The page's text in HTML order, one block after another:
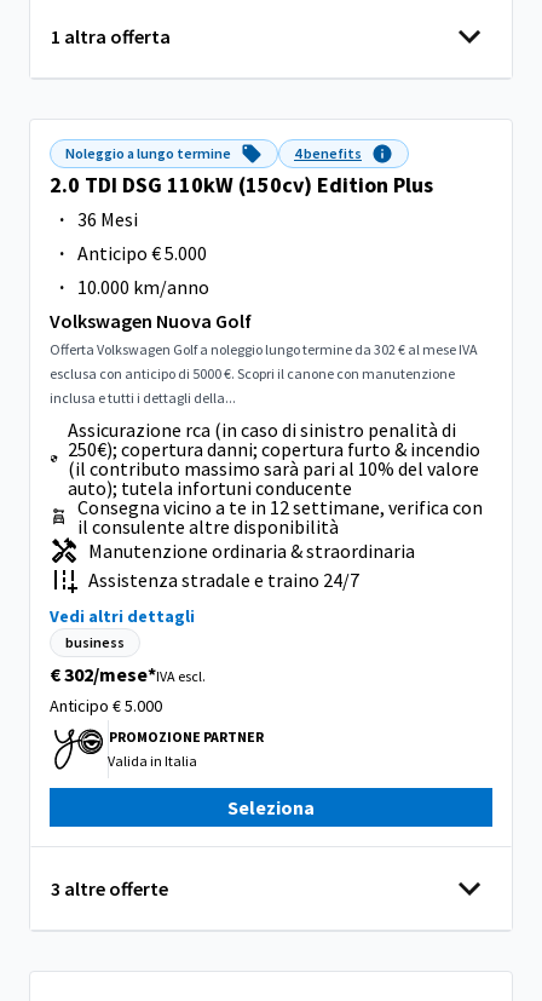
1 altra offerta
Noleggio a lungo termine 4 benefits
2.0 TDI DSG 110kW (150cv) Edition Plus
· 36 Mesi
· Anticipo € 5.000
· 10.000 km/anno
Volkswagen Nuova Golf
Offerta Volkswagen Golf a noleggio lungo termine da 302 € al mese IVA
esclusa con anticipo di 5000 €. Scopri il canone con manutenzione
inclusa e tutti i dettagli della...
Assicurazione rca (in caso di sinistro penalità di
250€); copertura danni; copertura furto & incendio
(il contributo massimo sarà pari al 10% del valore
auto); tutela infortuni conducente
Consegna vicino a te in 12 settimane, verifica con
il consulente altre disponibilità
Manutenzione ordinaria & straordinaria
Assistenza stradale e traino 24/7
Vedi altri dettagli
business
€ 302/mese*IVA escl.
Anticipo € 5.000
PROMOZIONE PARTNER
Valida in Italia
Seleziona
3 altre offerte